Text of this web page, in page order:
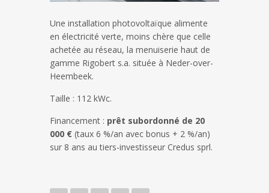
Une installation photovoltaïque alimente
en électricité verte, moins chère que celle
achetée au réseau, la menuiserie haut de
gamme Rigobert s.a. située à Neder-over-
Heembeek.
Taille : 112 kWc.
Financement : prêt subordonné de 20
000 € (taux 6 %/an avec bonus + 2 %/an)
sur 8 ans au tiers-investisseur Credus sprl.